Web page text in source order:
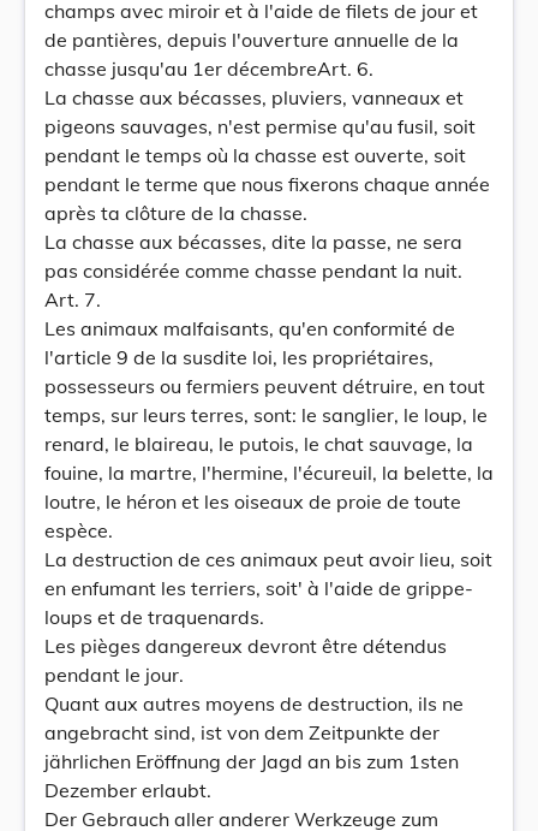
champs avec miroir et à l'aide de filets de jour et
de pantières, depuis l'ouverture annuelle de la
chasse jusqu'au 1er décembreArt. 6.
La chasse aux bécasses, pluviers, vanneaux et
pigeons sauvages, n'est permise qu'au fusil, soit
pendant le temps où la chasse est ouverte, soit
pendant le terme que nous fixerons chaque année
après ta clôture de la chasse.
La chasse aux bécasses, dite la passe, ne sera
pas considérée comme chasse pendant la nuit.
Art. 7.
Les animaux malfaisants, qu'en conformité de
l'article 9 de la susdite loi, les propriétaires,
possesseurs ou fermiers peuvent détruire, en tout
temps, sur leurs terres, sont: le sanglier, le loup, le
renard, le blaireau, le putois, le chat sauvage, la
fouine, la martre, l'hermine, l'écureuil, la belette, la
loutre, le héron et les oiseaux de proie de toute
espèce.
La destruction de ces animaux peut avoir lieu, soit
en enfumant les terriers, soit' à l'aide de grippe-
loups et de traquenards.
Les pièges dangereux devront être détendus
pendant le jour.
Quant aux autres moyens de destruction, ils ne
angebracht sind, ist von dem Zeitpunkte der
jährlichen Eröffnung der Jagd an bis zum 1sten
Dezember erlaubt.
Der Gebrauch aller anderer Werkzeuge zum